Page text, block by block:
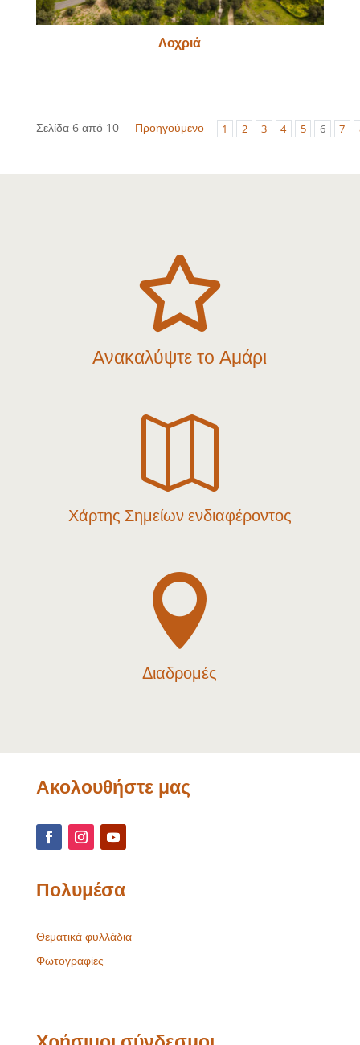
Λοχριά
Σελίδα 6 από 10 Προηγούμενο 1 2 3 4 5 6 7

Ανακαλύψτε το Αμάρι

Χάρτης Σημείων ενδιαφέροντος

Διαδρομές
Ακολουθήστε μας
Πολυμέσα
Θεματικά φυλλάδια
Φωτογραφίες